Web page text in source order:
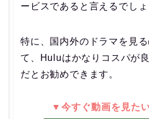
ービスであると言えるでしょ
特に、国内外のドラマを見
て、Huluはかなりコスパが
だとお勧めできます。
▼今すぐ動画を見た